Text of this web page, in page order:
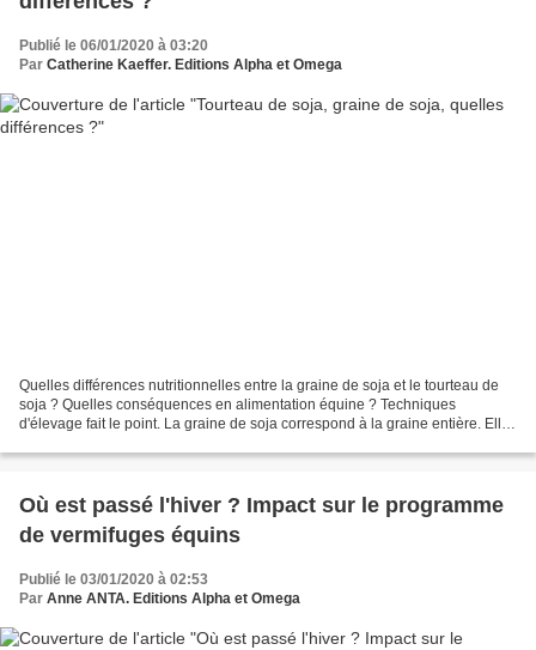
Publié le 06/01/2020 à 03:20
Par Catherine Kaeffer. Editions Alpha et Omega
Quelles différences nutritionnelles entre la graine de soja et le tourteau de
soja ? Quelles conséquences en alimentation équine ? Techniques
d'élevage fait le point. La graine de soja correspond à la graine entière. Elle
Où est passé l'hiver ? Impact sur le programme
de vermifuges équins
Publié le 03/01/2020 à 02:53
Par Anne ANTA. Editions Alpha et Omega